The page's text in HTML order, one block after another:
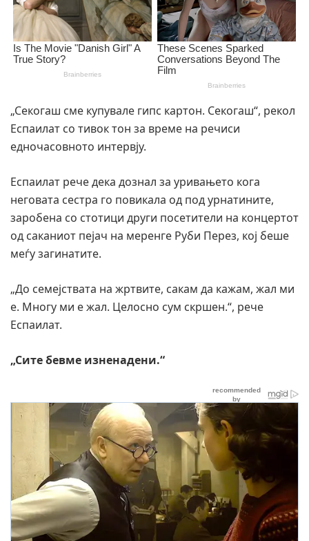
„Секогаш сме купувале гипс картон. Секогаш“, рекол
Еспаилат со тивок тон за време на речиси
едночасовното интервју.
Еспаилат рече дека дознал за уривањето кога
неговата сестра го повикала од под урнатините,
заробена со стотици други посетители на концертот
од саканиот пејач на меренге Руби Перез, кој беше
меѓу загинатите.
„До семејствата на жртвите, сакам да кажам, жал ми
е. Многу ми е жал. Целосно сум скршен.“, рече
Еспаилат.
„Сите бевме изненадени.“